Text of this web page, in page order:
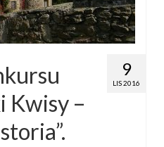
9
LIS 2016
Kwisy –